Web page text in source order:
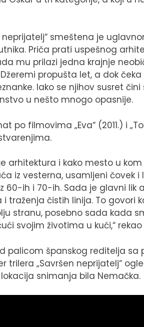
neprijatelj“ smeštena je
Priča prati uspešnog
mu prilazi jedna krajnje
propušta let, a dok
Iako se njihov susret
u nešto mnogo opasnije.
po filmovima „Eva“ (2011.) i
arhitektura i kako mesto u
iz vesterna, usamljeni čovek i
60-ih i 70-ih. Sada je glavni lik
traženja čistih linija. To govori
stranu, posebno sada kada
svojim životima u kući,“
palicom španskog reditelja sa
trilera „Savršen neprijatelj“
snimanja bila Nemačka.